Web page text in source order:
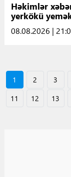
Həkimlər
yerkökü
08.08.2026 |
1 2 3
11
12 13